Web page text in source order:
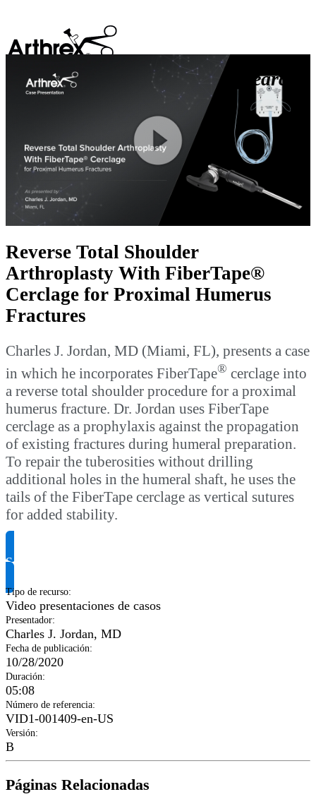
search
Play
Video
Reverse Total Shoulder
Arthroplasty With FiberTape®
Cerclage for Proximal Humerus
Fractures
Charles J. Jordan, MD (Miami, FL), presents a case
in which he incorporates FiberTape® cerclage into
a reverse total shoulder procedure for a proximal
humerus fracture. Dr. Jordan uses FiberTape
cerclage as a prophylaxis against the propagation
of existing fractures during humeral preparation.
To repair the tuberosities without drilling
additional holes in the humeral shaft, he uses the
tails of the FiberTape cerclage as vertical sutures
for added stability.
Solicitar información del producto
Tipo de recurso:
Video presentaciones de casos
Presentador:
Charles J. Jordan, MD
Fecha de publicación:
10/28/2020
Duración:
05:08
Número de referencia:
VID1-001409-en-US
Versión:
B
Páginas Relacionadas